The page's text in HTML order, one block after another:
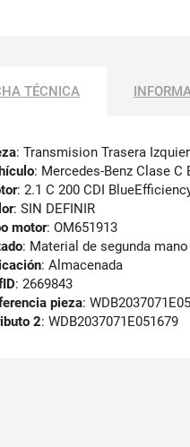
TÉCNICA
: Transmision Trasera
: Mercedes-Benz Clase C
: 2.1 C 200 CDI
: SIN DEFINIR
motor: OM651913
: Material de segunda mano
: Almacenada
: 2669843
pieza:
2: WDB2037071E051679